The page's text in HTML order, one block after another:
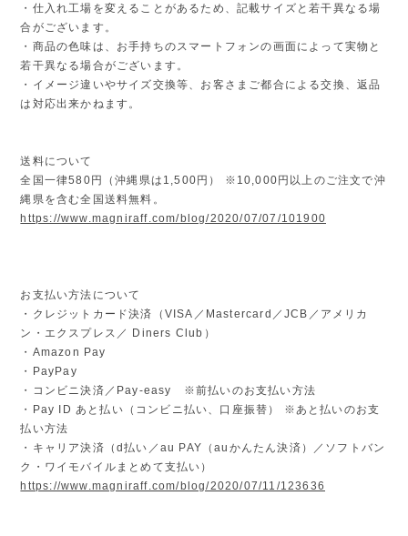
・仕入れ工場を変えることがあるため、記載サイズと若干異なる場
合がございます。
・商品の色味は、お手持ちのスマートフォンの画面によって実物と
若干異なる場合がございます。
・イメージ違いやサイズ交換等、お客さまご都合による交換、返品
は対応出来かねます。
送料について
全国一律580円（沖縄県は1,500円） ※10,000円以上のご注文で沖
縄県を含む全国送料無料。
https://www.magniraff.com/blog/2020/07/07/101900
お支払い方法について
・クレジットカード決済（VISA／Mastercard／JCB／アメリカ
ン・エクスプレス／ Diners Club）
・Amazon Pay
・PayPay
・コンビニ決済／Pay-easy ※前払いのお支払い方法
・Pay ID あと払い（コンビニ払い、口座振替） ※あと払いのお支
払い方法
・キャリア決済（d払い／au PAY（auかんたん決済）／ソフトバン
ク・ワイモバイルまとめて支払い）
https://www.magniraff.com/blog/2020/07/11/123636